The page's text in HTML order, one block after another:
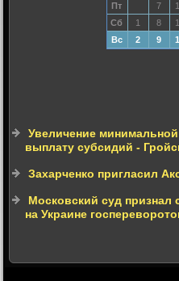
Пт
7
Сб
1 8
Вс
2 9
Увеличение
выплату субсидий -
Захарченко пригласил
Московский суд признал
на Украине